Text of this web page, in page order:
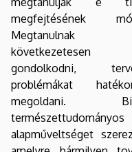
megfejtésének
Megtanulnak
következetesen
gondolkodni,
problémákat
megoldani.
természettudományos
alapműveltséget